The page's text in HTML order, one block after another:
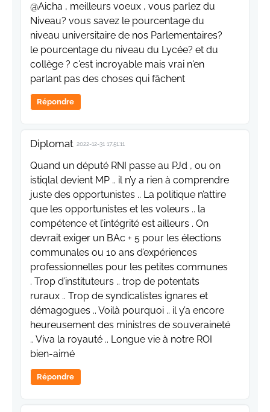
@Aicha , meilleurs voeux , vous parlez du
Niveau? vous savez le pourcentage du
niveau universitaire de nos Parlementaires?
le pourcentage du niveau du Lycée? et du
collège ? c'est incroyable mais vrai n'en
parlant pas des choses qui fâchent
Répondre
Diplomat 2022-12-31 17:51:11
Quand un député RNI passe au PJd , ou on
istiqlal devient MP .. il n’y a rien à comprendre
juste des opportunistes .. La politique n’attire
que les opportunistes et les voleurs .. la
compétence et l’intégrité est ailleurs . On
devrait exiger un BAc + 5 pour les élections
communales ou 10 ans d’expériences
professionnelles pour les petites communes
. Trop d’instituteurs .. trop de potentats
ruraux .. Trop de syndicalistes ignares et
démagogues .. Voilà pourquoi .. il y’a encore
heureusement des ministres de souveraineté
.. Viva la royauté .. Longue vie à notre ROI
bien-aimé
Répondre